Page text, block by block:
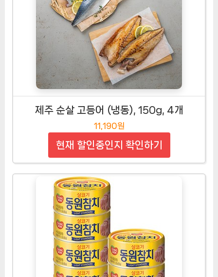
제주 순살 고등어 (냉동), 150g, 4개
11,190원
현재 할인중인지 확인하기